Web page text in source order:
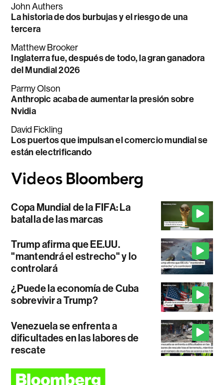
John Authers
La historia de dos burbujas y el riesgo de una
tercera
Matthew Brooker
Inglaterra fue, después de todo, la gran ganadora
del Mundial 2026
Parmy Olson
Anthropic acaba de aumentar la presión sobre
Nvidia
David Fickling
Los puertos que impulsan el comercio mundial se
están electrificando
Copa Mundial de la FIFA: La
batalla de las marcas
Trump afirma que EE.UU.
"mantendrá el estrecho" y lo
controlará
¿Puede la economía de Cuba
sobrevivir a Trump?
Venezuela se enfrenta a
dificultades en las labores de
rescate